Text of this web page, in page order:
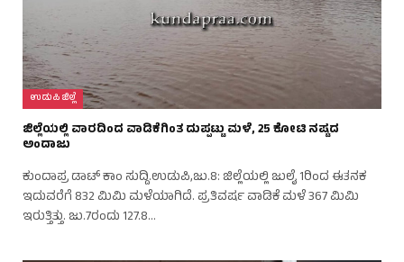
ಉಡುಪಿ ಜಿಲ್ಲೆ
ಜಿಲ್ಲೆಯಲ್ಲಿ ವಾರದಿಂದ ವಾಡಿಕೆಗಿಂತ ದುಪ್ಪಟ್ಟು ಮಳೆ, 25 ಕೋಟಿ ನಷ್ಟದ
ಅಂದಾಜು
ಕುಂದಾಪ್ರ ಡಾಟ್ ಕಾಂ ಸುದ್ದಿ.ಉಡುಪಿ,ಜು.8: ಜಿಲ್ಲೆಯಲ್ಲಿ ಜುಲೈ 1ರಿಂದ ಈತನಕ
ಇದುವರೆಗೆ 832 ಮಿಮಿ ಮಳೆಯಾಗಿದೆ. ಪ್ರತಿವರ್ಷ ವಾಡಿಕೆ ಮಳೆ 367 ಮಿಮಿ
ಇರುತ್ತಿತ್ತು. ಜು.7ರಂದು 127.8…